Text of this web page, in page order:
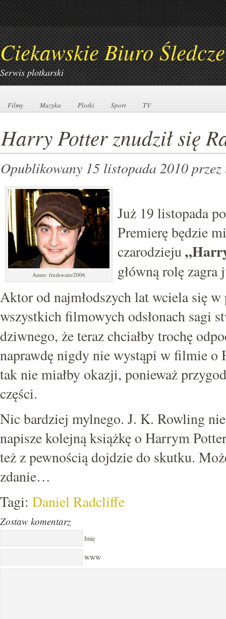
Ciekawskie Biuro Śledcze
Serwis plotkarski
Filmy
Filmy Muzyka
Muzyka Plotki
Plotki Sport
Sport TV
TV
Harry Potter znudził się
Opublikowany 15 listopada 2010
Autor: freshwater2006
Już 19 listopada
Premierę będzie
czarodzieju
główną rolę
Aktor od najmłodszych lat wciela się
wszystkich filmowych odsłonach sagi
dziwnego, że teraz chciałby trochę
naprawdę nigdy nie wystąpi w filmie o
tak nie miałby okazji, ponieważ
części.
Nic bardziej mylnego. J. K. Rowling
napisze kolejną książkę o Harrym
też z pewnością dojdzie do skutku.
zdanie…
Tagi: Daniel Radcliffe
Zostaw komentarz
Imię
WWW